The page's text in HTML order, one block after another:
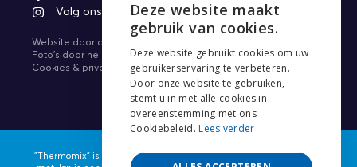
Volg ons op Instagram
Website door core-graphics.be
Foto's door heikki.be
Cookies & privacy
"Thermomix" is een gedeponeerd handelsmerk van Vorwerk. Koken
ENGLISH
FRANÇAIS
Deze website maakt
gebruik van cookies.
Deze website gebruikt cookies om uw
gebruikerservaring te verbeteren.
Door onze website te gebruiken,
stemt u in met alle cookies in
overeenstemming met ons
Cookiebeleid. Lees verder